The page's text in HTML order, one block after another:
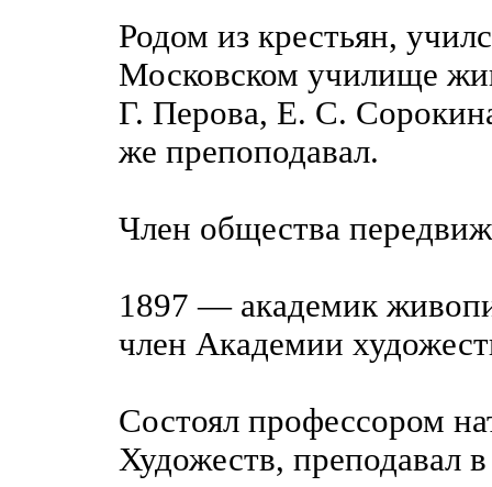
Родом из крестьян,
Московском училище
Г. Перова, Е. С.
же препоподавал.
Член общества
1897 — академик
член Академии
Состоял профессором
Художеств, преподавал